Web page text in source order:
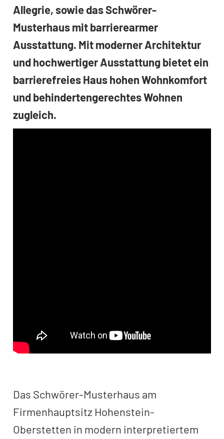
Allegrie, sowie das Schwörer-
Musterhaus mit barrierearmer
Ausstattung. Mit moderner Architektur
und hochwertiger Ausstattung bietet ein
barrierefreies Haus hohen Wohnkomfort
und behindertengerechtes Wohnen
zugleich.
Das Schwörer-Musterhaus am
Firmenhauptsitz Hohenstein-
Oberstetten in modern interpretiertem